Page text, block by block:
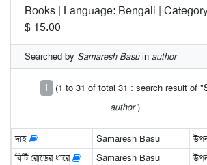
Books | Language: Bengali |
$ 15.00
Searched by Samaresh Basuin author
1
(1 to 31 of total 31 : search result of
author)
দাহ Samaresh Basu
বিটি রোডের ধারে
Samaresh Basu